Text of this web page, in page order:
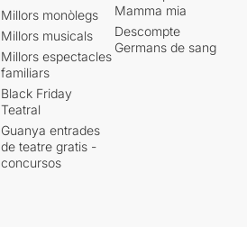
Millors monòlegs
Millors musicals
Millors espectacles
familiars
Black Friday
Teatral
Guanya entrades
de teatre gratis -
concursos
Mamma mia
Descompte
Germans de sang